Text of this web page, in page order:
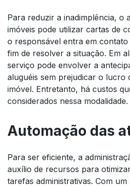
Para reduzir a inadimplência, o
imóveis pode utilizar cartas de
o responsável entra em
fim de resolver a situação. Em
serviço pode envolver a
aluguéis sem prejudicar o lucro
imóvel. Entretanto, há custos
considerados nessa modalidade.
Automação das
Para ser eficiente, a
auxílio de recursos para
tarefas administrativas. Com